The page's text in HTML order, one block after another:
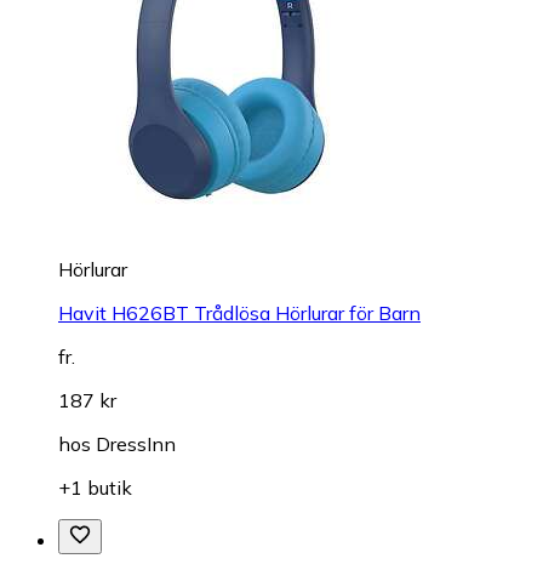
Hörlurar
Havit H626BT Trådlösa Hörlurar för Barn
fr.
187 kr
hos DressInn
+1 butik